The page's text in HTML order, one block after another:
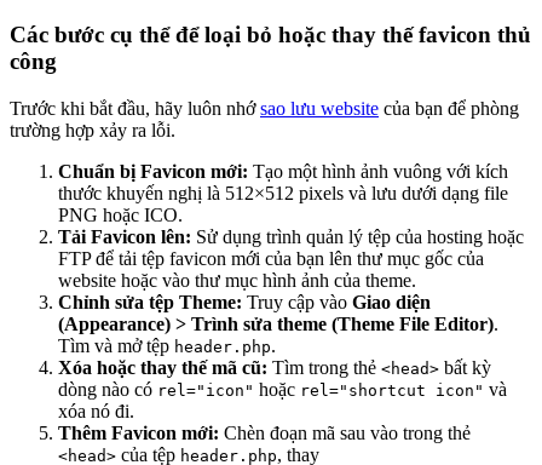
Các bước cụ thể để loại bỏ hoặc thay thế favicon thủ
công
Trước khi bắt đầu, hãy luôn nhớsao lưu website của bạn để phòng
trường hợp xảy ra lỗi.
Chuẩn bị Favicon mới: Tạo một hình ảnh vuông với kích
thước khuyến nghị là 512×512 pixels và lưu dưới dạng file
PNG hoặc ICO.
Tải Favicon lên: Sử dụng trình quản lý tệp của hosting hoặc
FTP để tải tệp favicon mới của bạn lên thư mục gốc của
website hoặc vào thư mục hình ảnh của theme.
Chỉnh sửa tệp Theme: Truy cập vào Giao diện
(Appearance) > Trình sửa theme (Theme File Editor).
Tìm và mở tệp header.php.
Xóa hoặc thay thế mã cũ: Tìm trong thẻ <head> bất kỳ
dòng nào có rel="icon" hoặc rel="shortcut icon" và
xóa nó đi.
Thêm Favicon mới: Chèn đoạn mã sau vào trong thẻ
<head> của tệp header.php, thay